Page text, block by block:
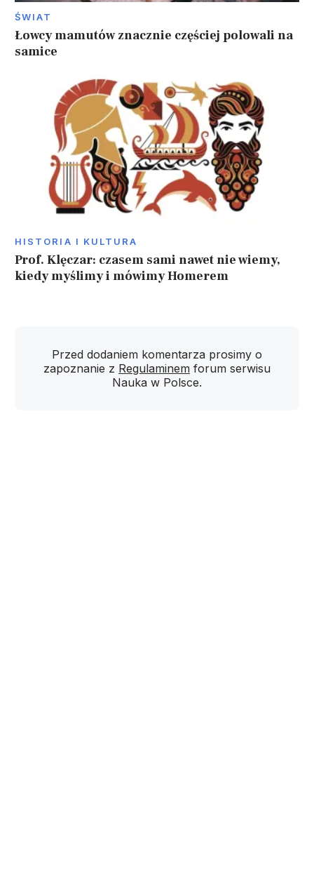
ŚWIAT
Łowcy mamutów znacznie częściej polowali na
samice
HISTORIA I KULTURA
Prof. Klęczar: czasem sami nawet nie wiemy,
kiedy myślimy i mówimy Homerem
Przed dodaniem komentarza prosimy o
zapoznanie z Regulaminem forum serwisu
Nauka w Polsce.